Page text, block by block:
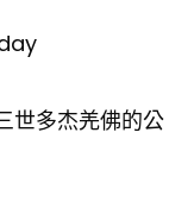
世多杰羌佛的公